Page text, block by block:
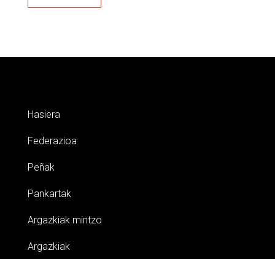
Hasiera
Federazioa
Peñak
Pankartak
Argazkiak mintzo
Argazkiak